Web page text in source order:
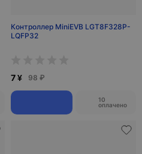
Контроллер MiniEVB LGT8F328P-
LQFP32
7 ¥ 98 ₽
10
оплачено